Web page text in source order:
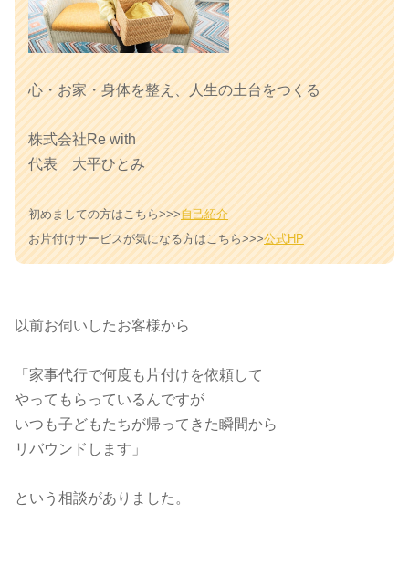
心・お家・身体を整え、人生の土台をつくる
株式会社Re with
代表 大平ひとみ
初めましての方はこちら>>>自己紹介
お片付けサービスが気になる方はこちら>>>公式HP
以前お伺いしたお客様から
「家事代行で何度も片付けを依頼して
やってもらっているんですが
いつも子どもたちが帰ってきた瞬間から
リバウンドします」
という相談がありました。